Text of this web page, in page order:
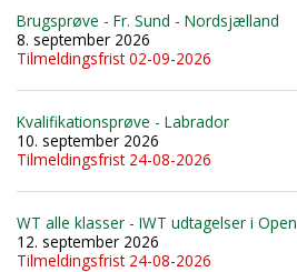
Brugsprøve - Fr. Sund - Nordsjælland
8. september 2026
Tilmeldingsfrist 02-09-2026
Kvalifikationsprøve - Labrador
10. september 2026
Tilmeldingsfrist 24-08-2026
WT alle klasser - IWT udtagelser i Open
12. september 2026
Tilmeldingsfrist 24-08-2026